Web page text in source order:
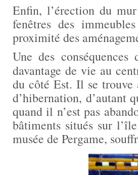
Enfin, l’érection du
fenêtres des
proximité des
Une des
davantage de vie au
du côté Est. Il se trouve
d’hibernation, d’autant
quand il n’est pas
bâtiments situés sur
musée de Pergame,